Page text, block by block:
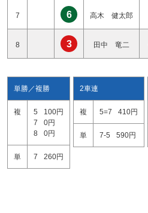
7 6 高木 健太郎
8 3 田中 竜二
単勝／複勝
複 5
100円
7
0円
8
0円
単 7 260円
2車連
複 5=7 410円
単 7-5 590円